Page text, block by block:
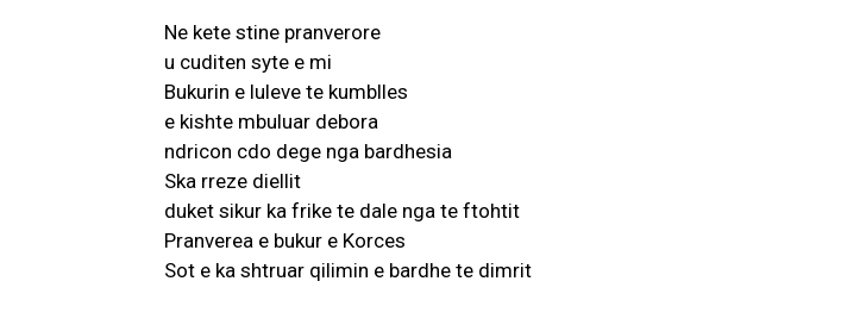
Ne kete stine pranverore
u cuditen syte e mi
Bukurin e luleve te kumblles
e kishte mbuluar debora
ndricon cdo dege nga bardhesia
Ska rreze diellit
duket sikur ka frike te dale nga te ftohtit
Pranverea e bukur e Korces
Sot e ka shtruar qilimin e bardhe te dimrit